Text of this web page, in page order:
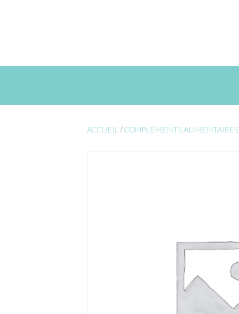
ACCUEIL /COMPLÉMENTS ALIMENTAIRES